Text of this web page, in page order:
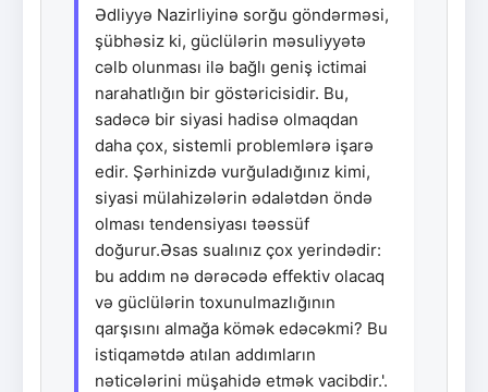
Ədliyyə Nazirliyinə sorğu göndərməsi,
şübhəsiz ki, güclülərin məsuliyyətə
cəlb olunması ilə bağlı geniş ictimai
narahatlığın bir göstəricisidir. Bu,
sadəcə bir siyasi hadisə olmaqdan
daha çox, sistemli problemlərə işarə
edir. Şərhinizdə vurğuladığınız kimi,
siyasi mülahizələrin ədalətdən öndə
olması tendensiyası təəssüf
doğurur.Əsas sualınız çox yerindədir:
bu addım nə dərəcədə effektiv olacaq
və güclülərin toxunulmazlığının
qarşısını almağa kömək edəcəkmi? Bu
istiqamətdə atılan addımların
nəticələrini müşahidə etmək vacibdir.'.